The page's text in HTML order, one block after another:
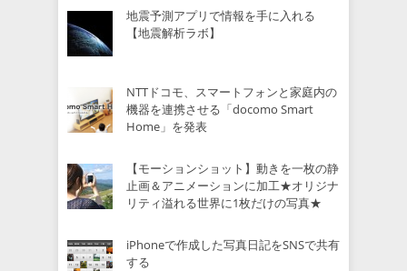
地震予測アプリで情報を手に入れる
【地震解析ラボ】
NTTドコモ、スマートフォンと家庭内の
機器を連携させる「docomo Smart
Home」を発表
【モーションショット】動きを一枚の静
止画＆アニメーションに加工★オリジナ
リティ溢れる世界に1枚だけの写真★
iPhoneで作成した写真日記をSNSで共有
する